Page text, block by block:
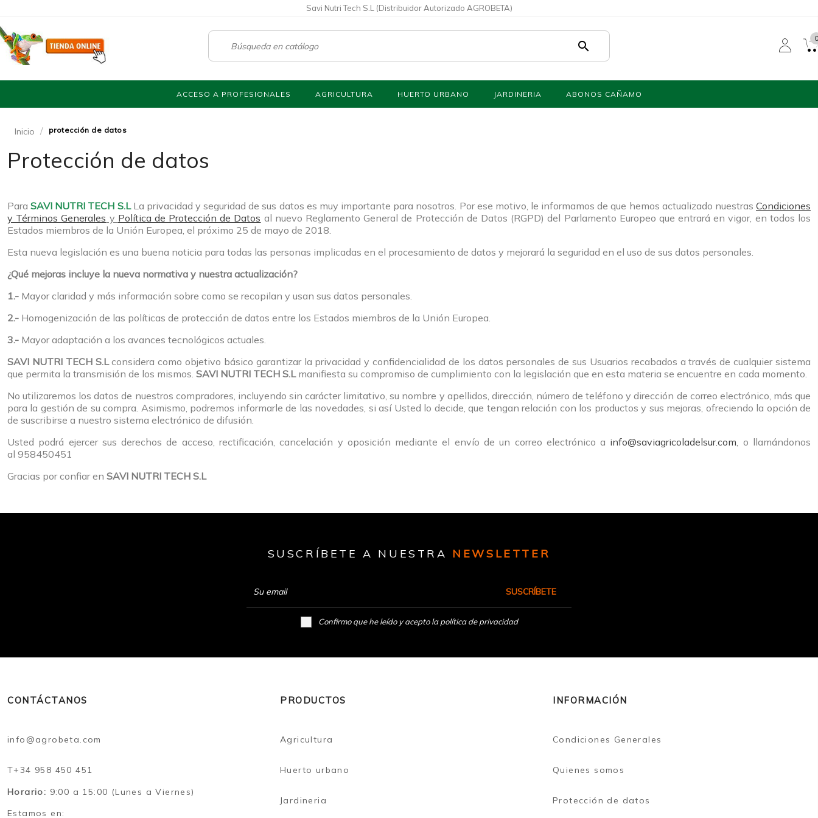
Savi Nutri Tech S.L (Distribuidor Autorizado AGROBETA)
search
0
ACCESO A PROFESIONALES AGRICULTURA HUERTO URBANO JARDINERIA ABONOS CAÑAMO
Inicio protección de datos
Protección de datos
ParaSAVI NUTRI TECH S.L La privacidad y seguridad de sus datos es muy importante para nosotros. Por ese motivo, le informamos de que hemos actualizado nuestrasCondiciones
y Términos Generales y Política de Protección de Datos al nuevo Reglamento General de Protección de Datos (RGPD) del Parlamento Europeo que entrará en vigor, en todos los
Estados miembros de la Unión Europea, el próximo 25 de mayo de 2018.
Esta nueva legislación es una buena noticia para todas las personas implicadas en el procesamiento de datos y mejorará la seguridad en el uso de sus datos personales.
¿Qué mejoras incluye la nueva normativa y nuestra actualización?
1.- Mayor claridad y más información sobre como se recopilan y usan sus datos personales.
2.- Homogenización de las políticas de protección de datos entre los Estados miembros de la Unión Europea.
3.- Mayor adaptación a los avances tecnológicos actuales.
SAVI NUTRI TECH S.Lconsidera como objetivo básico garantizar la privacidad y confidencialidad de los datos personales de sus Usuarios recabados a través de cualquier sistema
que permita la transmisión de los mismos. SAVI NUTRI TECH S.Lmanifiesta su compromiso de cumplimiento con la legislación que en esta materia se encuentre en cada momento.
No utilizaremos los datos de nuestros compradores, incluyendo sin carácter limitativo, su nombre y apellidos, dirección, número de teléfono y dirección de correo electrónico, más que
para la gestión de su compra. Asimismo, podremos informarle de las novedades, si así Usted lo decide, que tengan relación con los productos y sus mejoras, ofreciendo la opción de
de suscribirse a nuestro sistema electrónico de difusión.
Usted podrá ejercer sus derechos de acceso, rectificación, cancelación y oposición mediante el envío de un correo electrónico a info@saviagricoladelsur.com , o llamándonos
al 958450451
Gracias por confiar en SAVI NUTRI TECH S.L
SUSCRÍBETE A NUESTRA NEWSLETTER
SUSCRÍBETE
Confirmo que he leído y acepto lapolítica de privacidad
CONTÁCTANOS
info@agrobeta.com
T+34 958 450 451
Horario: 9:00 a 15:00 (Lunes a Viernes)
Estamos en:
PRODUCTOS
Agricultura
Huerto urbano
Jardineria
INFORMACIÓN
Condiciones Generales
Quienes somos
Protección de datos